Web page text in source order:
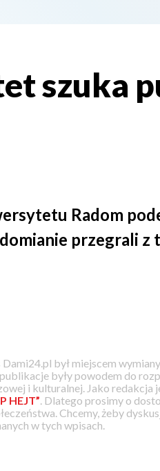
szuka
Radom
przegrali z
Dami24.pl był miejscem
publikacje były powodem do
i kulturalnej. Jako
HEJT” . Dlatego prosimy o
Chcemy, żeby
w tych wpisach.